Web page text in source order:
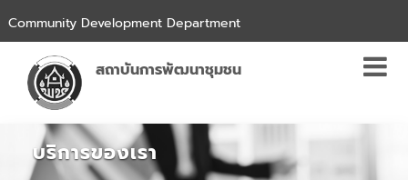
Community Development Department
สถาบันการพัฒนาชุมชน
บริการของเรา